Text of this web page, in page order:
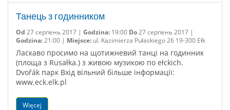
Танець з годинником
Od 27 серпень 2017 | Godzina: 19:00 Do27 серпень 2017 |
Godzina:21:00 | Miejsce: ul. Kazimierza Pułaskiego 26 19-300 Ełk
Ласкаво просимо на щотижневий танці на годинник
(площа з Rusałka.) з живою музикою по ełckich.
Dvořák парк Вхід вільний більше інформації:
www.eck.elk.pl
Więcej